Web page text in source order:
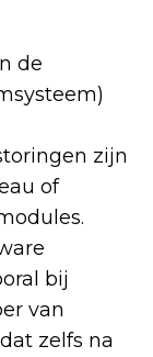
de
zijn
of
bij
van
zelfs na